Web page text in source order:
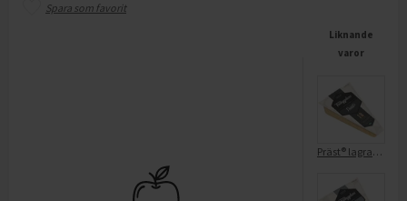
Spara som favorit
Liknande
varor
Präst® lagrad 18 mån hårdost